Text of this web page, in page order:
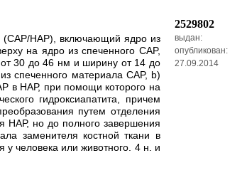
(САР/НАР), включающий ядро из
на ядро из спеченного CAP,
30 до 46 нм и ширину от 14 до
спеченного материала CAP, b)
в НАР, при помощи которого на
гидроксиапатита, причем
путем отделения
НАР, но до полного завершения
заменителя костной ткани в
у человека или животного. 4 н. и
2529802
выдан:
опубликован:
27.09.2014